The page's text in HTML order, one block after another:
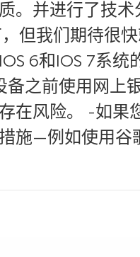
。并进行了技
但我们期待很
6和IOS 7系
之前使用网上
在风险。 -如果
施—例如使用